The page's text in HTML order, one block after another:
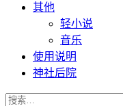
其他
轻小说
音乐
使用说明
神社后院
搜